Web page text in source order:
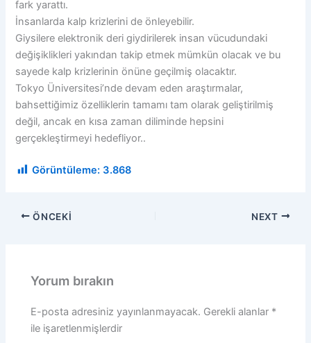
fark yarattı.
İnsanlarda kalp krizlerini de önleyebilir.
Giysilere elektronik deri giydirilerek insan vücudundaki
değişiklikleri yakından takip etmek mümkün olacak ve bu
sayede kalp krizlerinin önüne geçilmiş olacaktır.
Tokyo Üniversitesi’nde devam eden araştırmalar,
bahsettiğimiz özelliklerin tamamı tam olarak geliştirilmiş
değil, ancak en kısa zaman diliminde hepsini
gerçekleştirmeyi hedefliyor..
Görüntüleme: 3.868
ÖNCEKI NEXT
Yorum bırakın
E-posta adresiniz yayınlanmayacak. Gerekli alanlar *
ile işaretlenmişlerdir